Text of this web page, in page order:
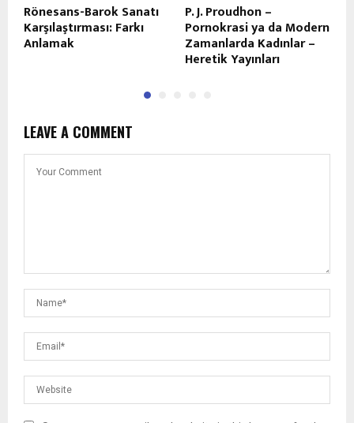
Rönesans-Barok Sanatı
Karşılaştırması: Farkı
Anlamak
P. J. Proudhon –
Pornokrasi ya da Modern
Zamanlarda Kadınlar –
Heretik Yayınları
LEAVE A COMMENT